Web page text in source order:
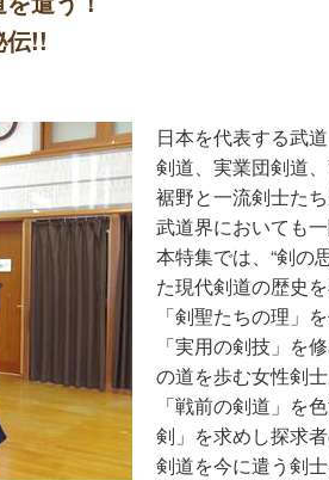
伝!!
日本を代表する武
剣道、実業団剣道
裾野と一流剣士た
武道界においても
本特集では、“剣の
た現代剣道の歴史を
「剣聖たちの理」
「実用の剣技」を
の道を歩む女性剣士
「戦前の剣道」を
剣」を求めし探求者
剣道を今に遣う剣